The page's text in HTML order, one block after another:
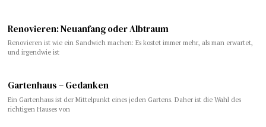
​​Renovieren: Neuanfang oder Albtraum
Renovieren ist wie ein Sandwich machen: Es kostet immer mehr, als man erwartet,
und irgendwie ist
Gartenhaus – Gedanken
Ein Gartenhaus ist der Mittelpunkt eines jeden Gartens. Daher ist die Wahl des
richtigen Hauses von